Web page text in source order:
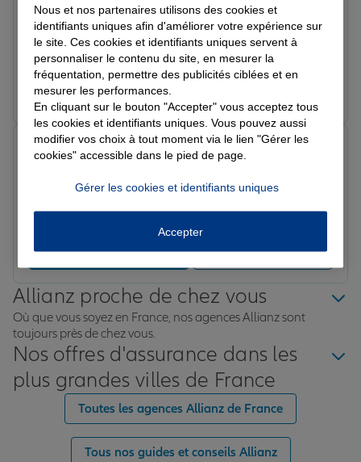
Le 20/07/2026 - Agence PUGET SUR ARGENS
Très très bon accueil ecoute gentillesse
professionnalisme et remboursement rapide
Prendre un RDV
Note de 5 sur 5
Ceylia est une interlocutrice très a l ecoute. Très
professionnelle elle a eut nous conseiller les
assurances les mieux adaptées pour nos voitures et
Patricia
Prendre un RDV Voir l'agence
Allianz proche de chez vous
Où que vous soyez en France, nos agences Allianz sont
toujours près de chez vous.
Nos offres d'assurance dans les
plus grandes villes de France
Toutes les agences Allianz de France
Tous nos guides et conseils Allianz
Nous et nos partenaires utilisons des cookies et
identifiants uniques afin d'améliorer votre expérience sur
le site. Ces cookies et identifiants uniques servent à
personnaliser le contenu du site, en mesurer la
fréquentation, permettre des publicités ciblées et en
mesurer les performances.
En cliquant sur le bouton "Accepter" vous acceptez tous
les cookies et identifiants uniques. Vous pouvez aussi
modifier vos choix à tout moment via le lien "Gérer les
cookies" accessible dans le pied de page.
Gérer les cookies et identifiants uniques
Accepter